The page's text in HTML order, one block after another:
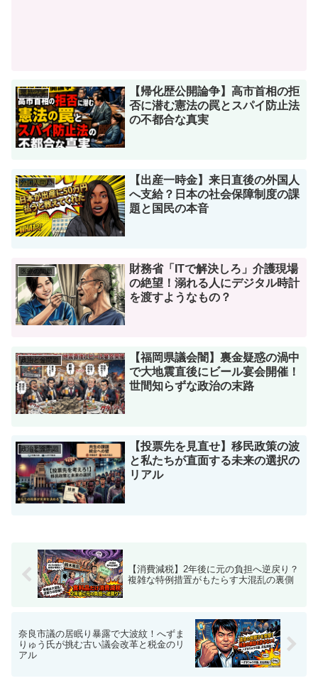
外国人問題
医療の問題
政治と金問題
政治と金問題
奈良市議の居眠り暴露で大波紋！へずま
りゅう氏が挑む古い議会改革と税金のリ
ホーム